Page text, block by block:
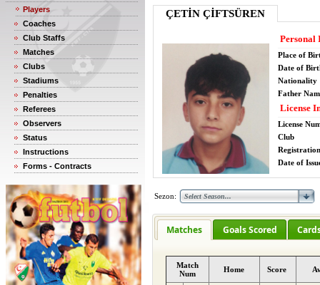
Players
Coaches
Club Staffs
Matches
Clubs
Stadiums
Penalties
Referees
Observers
Status
Instructions
Forms - Contracts
ÇETİN ÇİFTSÜREN
Personal
Place of
Date of
Nationality
Father
License
License
Club
Date of
Sezon:
Matches Goals Scored
Match
Num
Home Score